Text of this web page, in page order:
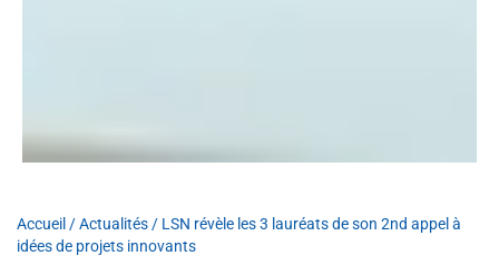
Accueil /Actualités / LSN révèle les 3 lauréats de son 2nd appel à
idées de projets innovants